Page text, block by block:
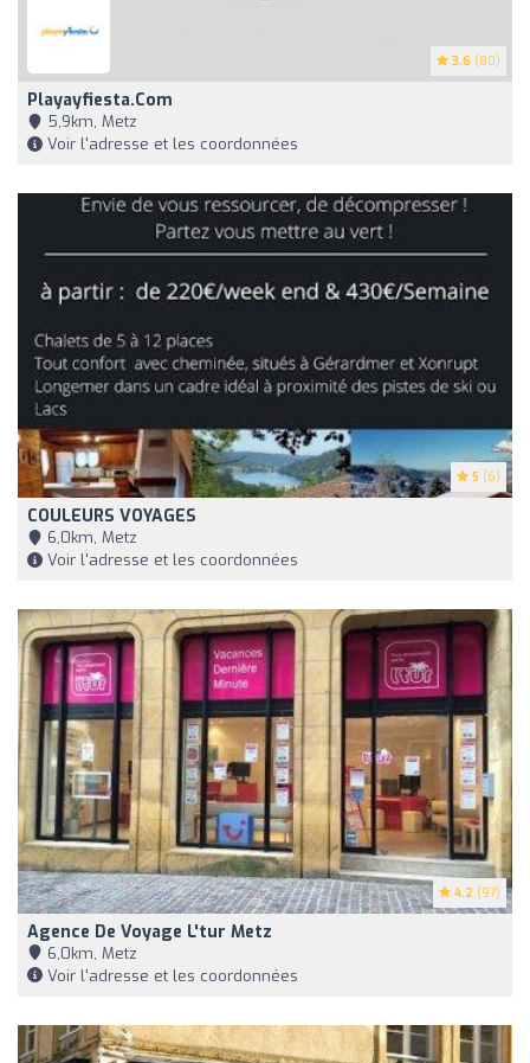
3.6 (80)
Playayfiesta.com
5,9km, Metz
Voir l'adresse et les coordonnées
5 (6)
COULEURS VOYAGES
6,0km, Metz
Voir l'adresse et les coordonnées
4.2 (97)
Agence De Voyage L'tur Metz
6,0km, Metz
Voir l'adresse et les coordonnées